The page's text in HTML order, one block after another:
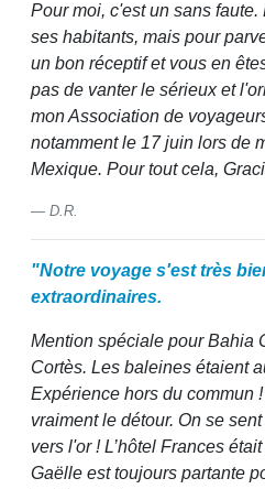
Pour moi, c'est un sans
ses habitants, mais pour
un bon réceptif et vous en
pas de vanter le sérieux et
mon Association de
notamment le 17 juin lors de
Mexique. Pour tout cela,
D.R.
"Notre voyage s'est très
extraordinaires.
Mention spéciale pour Bahia
Cortès. Les baleines étaient
Expérience hors du commun
vraiment le détour. On se
vers l'or ! L’hôtel Frances
Gaëlle est toujours partante